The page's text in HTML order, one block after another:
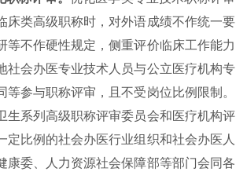
床类高级职称时，对外语成绩不作统一要
等不作硬性规定，侧重评价临床工作能力
社会办医专业技术人员与公立医疗机构专
等参与职称评审，且不受岗位比例限制。
生系列高级职称评审委员会和医疗机构评
定比例的社会办医行业组织和社会办医人
康委、人力资源社会保障部等部门会同各